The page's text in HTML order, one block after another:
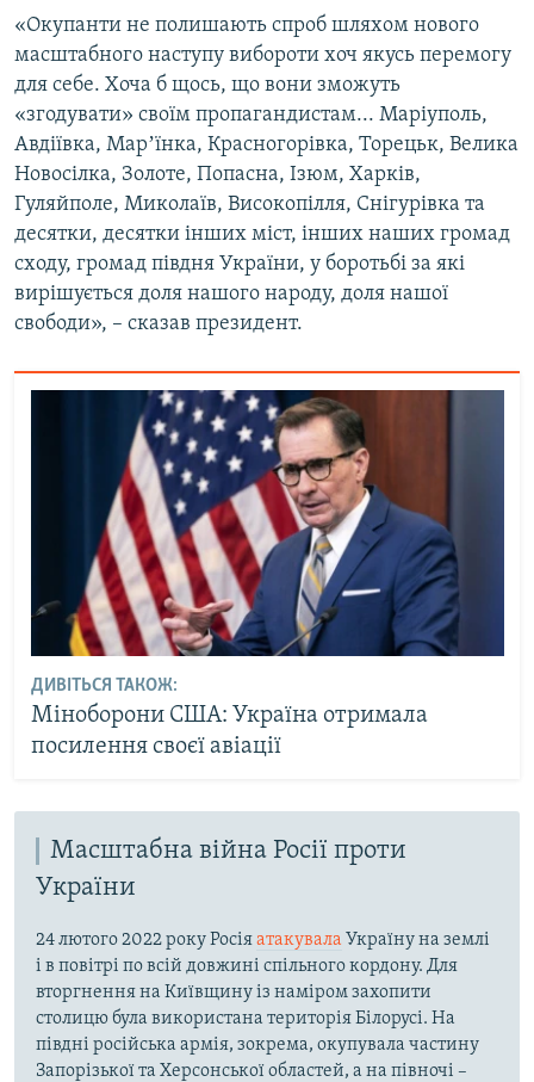
«Окупанти не полишають спроб шляхом нового
масштабного наступу вибороти хоч якусь перемогу
для себе. Хоча б щось, що вони зможуть
«згодувати» своїм пропагандистам... Маріуполь,
Авдіївка, Марʼїнка, Красногорівка, Торецьк, Велика
Новосілка, Золоте, Попасна, Ізюм, Харків,
Гуляйполе, Миколаїв, Високопілля, Снігурівка та
десятки, десятки інших міст, інших наших громад
сходу, громад півдня України, у боротьбі за які
вирішується доля нашого народу, доля нашої
свободи», – сказав президент.
ДИВІТЬСЯ ТАКОЖ:
Міноборони США: Україна отримала
посилення своєї авіації
Масштабна війна Росії проти
України
24 лютого 2022 року Росіяатакувала Україну на землі
і в повітрі по всій довжині спільного кордону. Для
вторгнення на Київщину із наміром захопити
столицю була використана територія Білорусі. На
півдні російська армія, зокрема, окупувала частину
Запорізької та Херсонської областей, а на півночі –